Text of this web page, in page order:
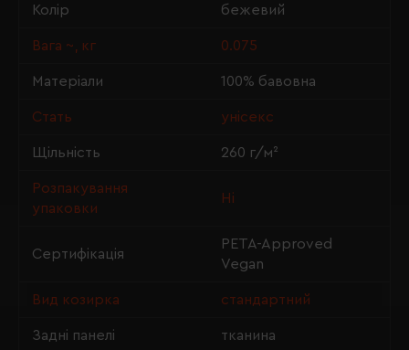
Колір бежевий
Вага ~, кг 0.075
Матеріали 100% бавовна
Стать унісекс
Щільність 260 г/м²
Розпакування
упаковки
Ні
Сертифікація
PETA-Approved
Vegan
Вид козирка стандартний
Задні панелі тканина